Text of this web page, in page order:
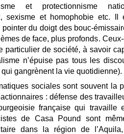
et protectionnisme
sexisme et homophobie etc. Il
du doigt des bouc-
de face, plus profonds.
particulier de société, à savoir
n’épuise pas tous les
qui gangrènent la vie quotidienne).
sociales sont souvent la
: défense des
française qui travaille
de Casa Pound sont
dans la région de